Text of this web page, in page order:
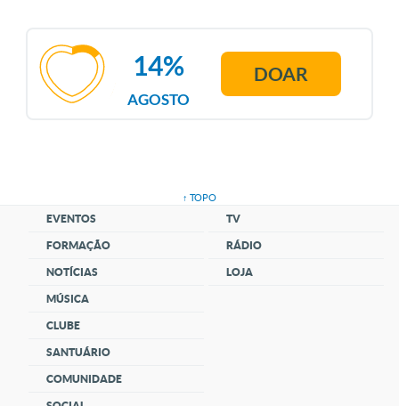
AGOSTO
14% DOAR
↑ TOPO
EVENTOS
FORMAÇÃO
NOTÍCIAS
MÚSICA
CLUBE
SANTUÁRIO
COMUNIDADE
TV
RÁDIO
LOJA